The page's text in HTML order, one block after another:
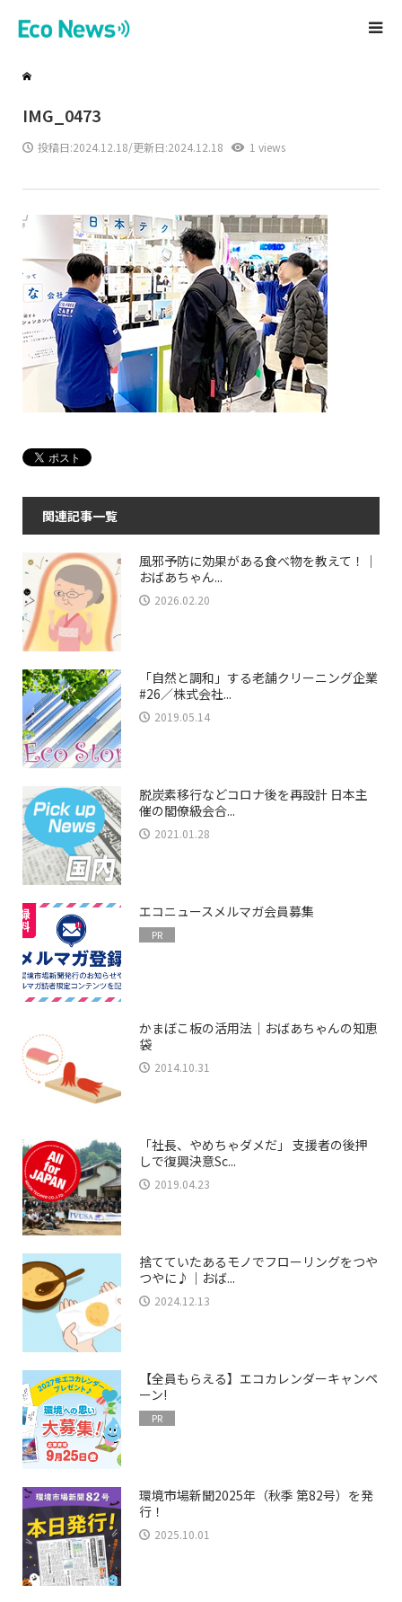
IMG_0473
投稿日:2024.12.18/更新日:2024.12.18 1 views
関連記事一覧
風邪予防に効果がある食べ物を教えて！｜
おばあちゃん...
2026.02.20
「自然と調和」する老舗クリーニング企業
#26／株式会社...
2019.05.14
脱炭素移行などコロナ後を再設計 日本主
催の閣僚級会合...
2021.01.28
エコニュースメルマガ会員募集
PR
かまぼこ板の活用法｜おばあちゃんの知恵
袋
2014.10.31
「社長、やめちゃダメだ」 支援者の後押
しで復興決意Sc...
2019.04.23
捨てていたあるモノでフローリングをつや
つやに♪｜おば...
2024.12.13
【全員もらえる】エコカレンダーキャンペ
ーン!
PR
環境市場新聞2025年（秋季 第82号）を発
行！
2025.10.01